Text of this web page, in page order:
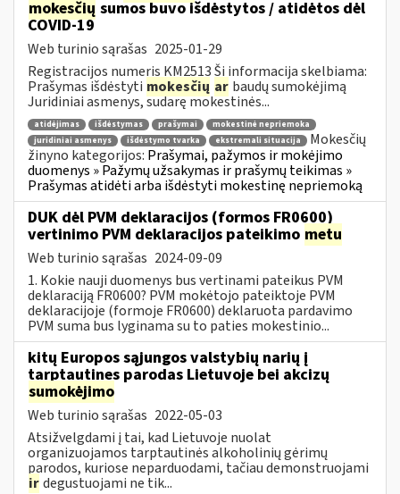
mokesčių sumos buvo išdėstytos / atidėtos dėl
COVID-19
Web turinio sąrašas 2025-01-29
Registracijos numeris KM2513 Ši informacija skelbiama:
Prašymas išdėstyti mokesčių ar baudų sumokėjimą
Juridiniai asmenys, sudarę mokestinės...
atidėjimas išdėstymas prašymai
mokestinė nepriemoka
juridiniai asmenys
išdėstymo tvarka ekstremali situacija
Mokesčių
žinyno kategorijos: Prašymai, pažymos ir mokėjimo
duomenys » Pažymų užsakymas ir prašymų teikimas »
Prašymas atidėti arba išdėstyti mokestinę nepriemoką
DUK dėl PVM deklaracijos (formos FR0600)
vertinimo PVM deklaracijos pateikimo metu
Web turinio sąrašas 2024-09-09
1. Kokie nauji duomenys bus vertinami pateikus PVM
deklaraciją FR0600? PVM mokėtojo pateiktoje PVM
deklaracijoje (formoje FR0600) deklaruota pardavimo
PVM suma bus lyginama su to paties mokestinio...
kitų Europos sąjungos valstybių narių į
tarptautines parodas Lietuvoje bei akcizų
sumokėjimo
Web turinio sąrašas 2022-05-03
Atsižvelgdami į tai, kad Lietuvoje nuolat
organizuojamos tarptautinės alkoholinių gėrimų
parodos, kuriose neparduodami, tačiau demonstruojami
irdegustuojami ne tik...